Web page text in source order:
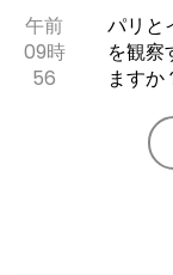
午前
09時
56
パリと
を観察
ますか